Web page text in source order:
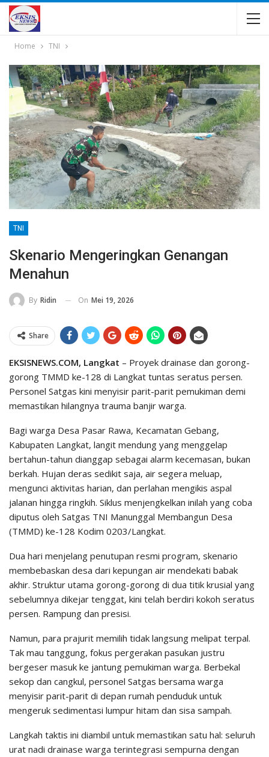
Home TNI
TNI
Skenario Mengeringkan Genangan
Menahun
By Ridin On Mei 19, 2026
Share
EKSISNEWS.COM, Langkat – Proyek drainase dan gorong-
gorong TMMD ke-128 di Langkat tuntas seratus persen.
Personel Satgas kini menyisir parit-parit pemukiman demi
memastikan hilangnya trauma banjir warga.
Bagi warga Desa Pasar Rawa, Kecamatan Gebang,
Kabupaten Langkat, langit mendung yang menggelap
bertahun-tahun dianggap sebagai alarm kecemasan, bukan
berkah. Hujan deras sedikit saja, air segera meluap,
mengunci aktivitas harian, dan perlahan mengikis aspal
jalanan hingga ringkih. Siklus menjengkelkan inilah yang coba
diputus oleh Satgas TNI Manunggal Membangun Desa
(TMMD) ke-128 Kodim 0203/Langkat.
​Dua hari menjelang penutupan resmi program, skenario
membebaskan desa dari kepungan air mendekati babak
akhir. Struktur utama gorong-gorong di dua titik krusial yang
sebelumnya dikejar tenggat, kini telah berdiri kokoh seratus
persen. Rampung dan presisi.
​Namun, para prajurit memilih tidak langsung melipat terpal.
Tak mau tanggung, fokus pergerakan pasukan justru
bergeser masuk ke jantung pemukiman warga. Berbekal
sekop dan cangkul, personel Satgas bersama warga
menyisir parit-parit di depan rumah penduduk untuk
mengeruk sedimentasi lumpur hitam dan sisa sampah.
​Langkah taktis ini diambil untuk memastikan satu hal: seluruh
urat nadi drainase warga terintegrasi sempurna dengan